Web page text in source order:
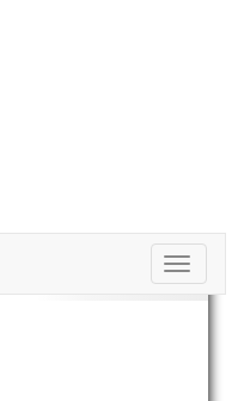
Toggle